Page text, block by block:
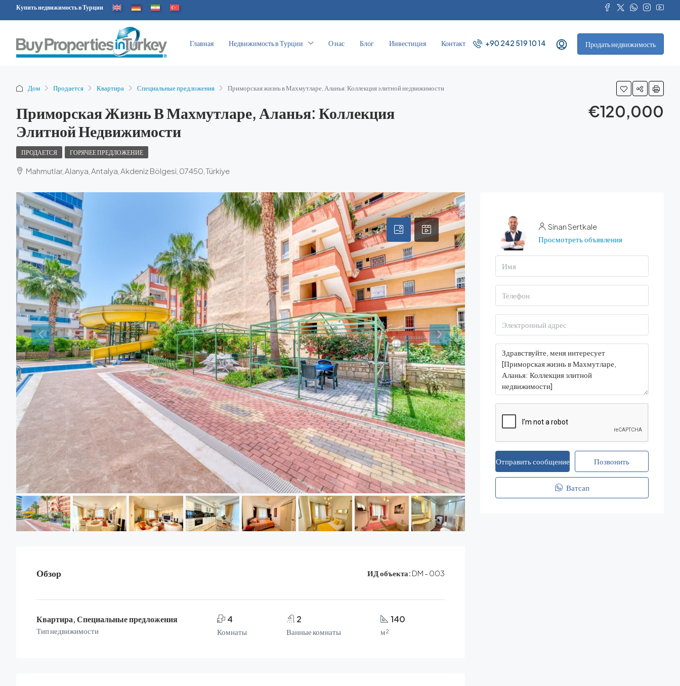
Купить недвижимость в Турции
Главная Недвижимость в Турции О нас Блог Инвестиция Контакт +90 242 519 10 14 Продать недвижимость
Дом Продается Квартира Специальные предложения Приморская жизнь в Махмутларе, Аланья: Коллекция элитной недвижимости
Приморская Жизнь В Махмутларе, Аланья: Коллекция
Элитной Недвижимости
€120,000
ПРОДАЕТСЯ ГОРЯЧЕЕ ПРЕДЛОЖЕНИЕ
Mahmutlar, Alanya, Antalya, Akdeniz Bölgesi, 07450, Türkiye
Обзор ИД объекта: DM - 003
Квартира, Специальные предложения
Тип недвижимости
4
Комнаты
2
Ванные комнаты
140
м²
Sinan Sertkale
Просмотреть объявления
Отправить сообщение Позвонить
Ватсап